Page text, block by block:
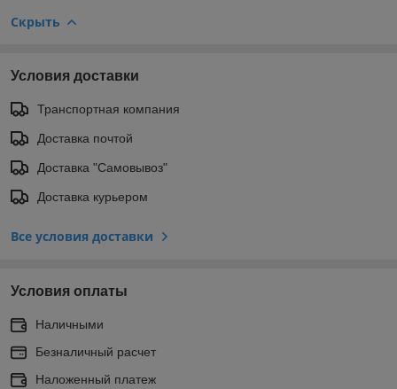
Скрыть
Условия доставки
Транспортная компания
Доставка почтой
Доставка "Самовывоз"
Доставка курьером
Все условия доставки
Условия оплаты
Наличными
Безналичный расчет
Наложенный платеж